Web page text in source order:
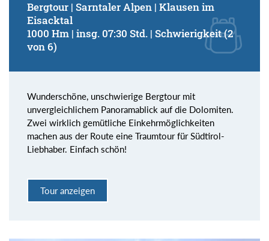
Bergtour | Sarntaler Alpen | Klausen im
Eisacktal
1000 Hm | insg. 07:30 Std. | Schwierigkeit (2
von 6)
Wunderschöne, unschwierige Bergtour mit
unvergleichlichem Panoramablick auf die Dolomiten.
Zwei wirklich gemütliche Einkehrmöglichkeiten
machen aus der Route eine Traumtour für Südtirol-
Liebhaber. Einfach schön!
Tour anzeigen